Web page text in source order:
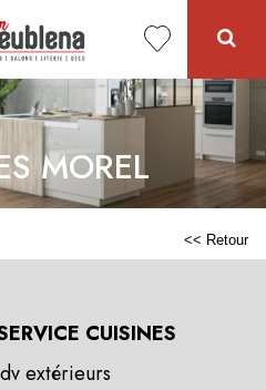
MOREL
<< Retour
CUISINES
extérieurs